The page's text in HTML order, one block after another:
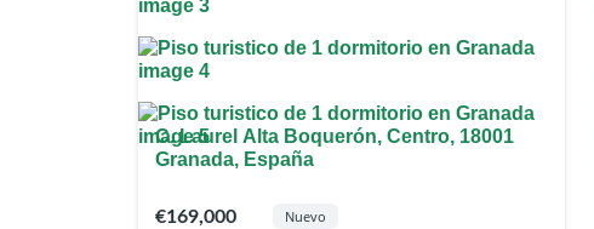
C. Laurel Alta Boquerón, Centro, 18001
Granada, España
€169,000 Nuevo